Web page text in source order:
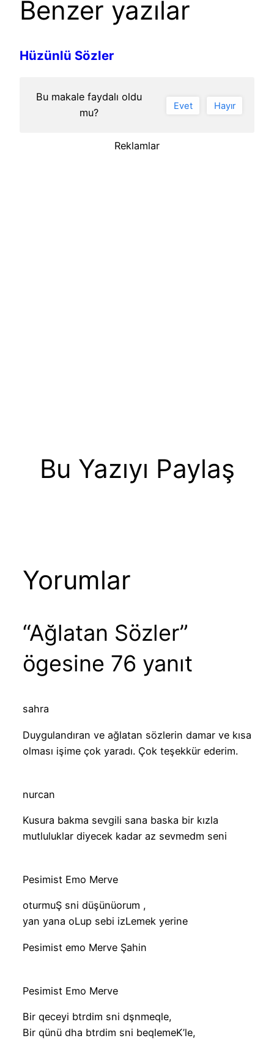
Benzer yazılar
Hüzünlü Sözler
Bu makale faydalı oldu
mu?
Evet Hayır
Reklamlar
Bu Yazıyı Paylaş
Yorumlar
“Ağlatan Sözler”
ögesine 76 yanıt
sahra
Duygulandıran ve ağlatan sözlerin damar ve kısa
olması işime çok yaradı. Çok teşekkür ederim.
nurcan
Kusura bakma sevgili sana baska bir kızla
mutluluklar diyecek kadar az sevmedm seni
Pesimist Emo Merve
oturmuŞ sni düşünüorum ,
yan yana oLup sebi izLemek yerine
Pesimist emo Merve Şahin
Pesimist Emo Merve
Bir qeceyi btrdim sni dşnmeqle,
Bir qünü dha btrdim sni beqlemeK’le,